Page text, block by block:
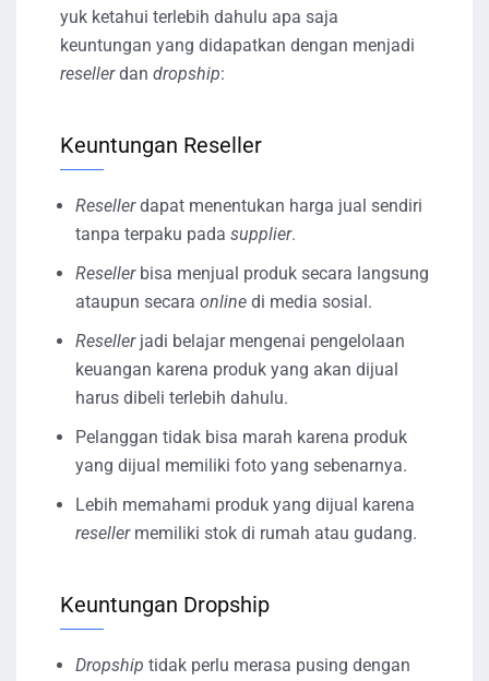
yuk ketahui terlebih dahulu apa saja
keuntungan yang didapatkan dengan menjadi
resellerdan dropship:
Keuntungan Reseller
Resellerdapat menentukan harga jual sendiri
tanpa terpaku pada supplier.
Reseller bisa menjual produk secara langsung
ataupun secara online di media sosial.
Reseller jadi belajar mengenai pengelolaan
keuangan karena produk yang akan dijual
harus dibeli terlebih dahulu.
Pelanggan tidak bisa marah karena produk
yang dijual memiliki foto yang sebenarnya.
Lebih memahami produk yang dijual karena
reseller memiliki stok di rumah atau gudang.
Keuntungan Dropship
Dropship tidak perlu merasa pusing dengan